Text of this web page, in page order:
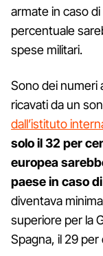
armate in caso
percentuale
spese militari.
Sono dei numeri
ricavati da un
dall’istituto
solo il 32 per
europea
paese in caso
diventava
superiore per la
Spagna, il 29